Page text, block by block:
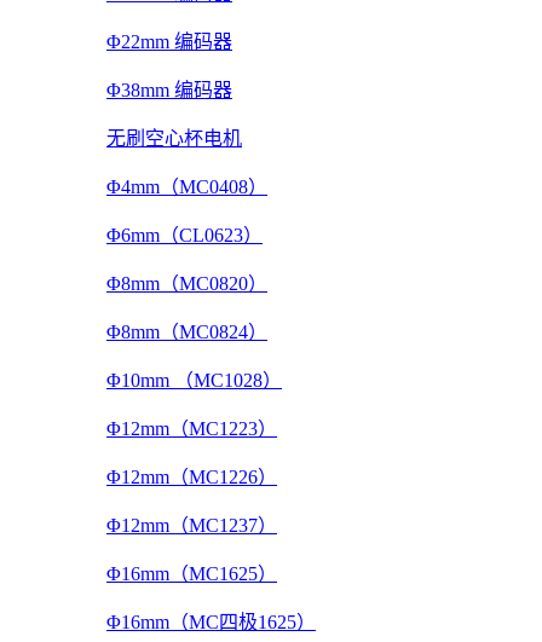
Φ22mm 编码器
Φ38mm 编码器
无刷空心杯电机
Φ4mm（MC0408）
Φ6mm（CL0623）
Φ8mm（MC0820）
Φ8mm（MC0824）
Φ10mm （MC1028）
Φ12mm（MC1223）
Φ12mm（MC1226）
Φ12mm（MC1237）
Φ16mm（MC1625）
Φ16mm（MC四极1625）